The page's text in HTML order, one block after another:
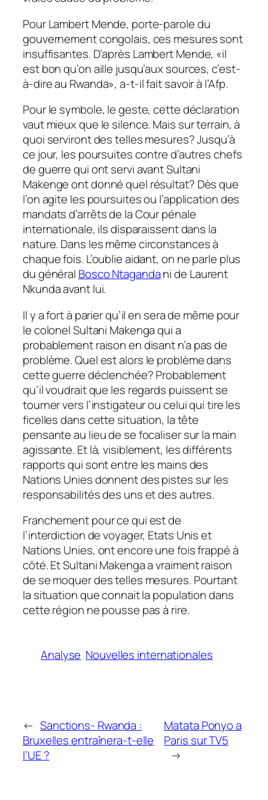
Pour Lambert Mende, porte-parole du
gouvernement congolais, ces mesures sont
insuffisantes. D’après Lambert Mende, «il
est bon qu’on aille jusqu’aux sources, c’est-
à-dire au Rwanda», a-t-il fait savoir à l’Afp.
Pour le symbole, le geste, cette déclaration
vaut mieux que le silence. Mais sur terrain, à
quoi serviront des telles mesures? Jusqu’à
ce jour, les poursuites contre d’autres chefs
de guerre qui ont servi avant Sultani
Makenge ont donné quel résultat? Dès que
l’on agite les poursuites ou l’application des
mandats d’arrêts de la Cour pénale
internationale, ils disparaissent dans la
nature. Dans les même circonstances à
chaque fois. L’oublie aidant, on ne parle plus
du général Bosco Ntagandani de Laurent
Nkunda avant lui.
Il y a fort à parier qu’il en sera de même pour
le colonel Sultani Makenga qui a
probablement raison en disant n’a pas de
problème. Quel est alors le problème dans
cette guerre déclenchée? Probablement
qu’il voudrait que les regards puissent se
tourner vers l’instigateur ou celui qui tire les
ficelles dans cette situation, la tête
pensante au lieu de se focaliser sur la main
agissante. Et là, visiblement, les différents
rapports qui sont entre les mains des
Nations Unies donnent des pistes sur les
responsabilités des uns et des autres.
Franchement pour ce qui est de
l’interdiction de voyager, Etats Unis et
Nations Unies, ont encore une fois frappé à
côté. Et Sultani Makenga a vraiment raison
de se moquer des telles mesures. Pourtant
la situation que connait la population dans
cette région ne pousse pas à rire.
Analyse Nouvelles internationales
← Sanctions- Rwanda :
Bruxelles entraînera-t-elle
l’UE ?
Matata Ponyo a
Paris sur TV5
→